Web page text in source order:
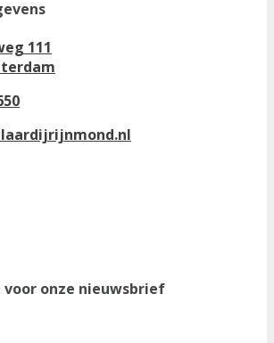
111
voor onze nieuwsbrief